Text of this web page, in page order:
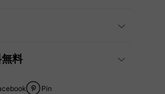
料
Pin